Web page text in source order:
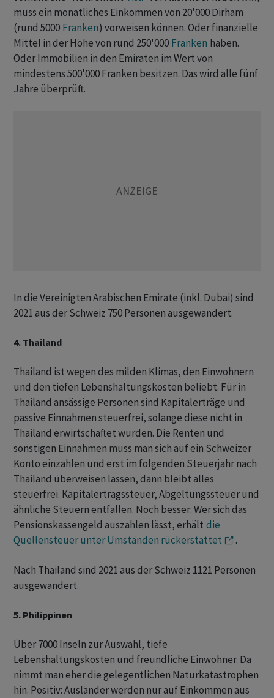
muss ein monatliches Einkommen von 20'000 Dirham
(rund 5000 Franken) vorweisen können. Oder finanzielle
Mittel in der Höhe von rund 250'000 Franken haben.
Oder Immobilien in den Emiraten im Wert von
mindestens 500'000 Franken besitzen. Das wird alle fünf
Jahre überprüft.
In die Vereinigten Arabischen Emirate (inkl. Dubai) sind
2021 aus der Schweiz 750 Personen ausgewandert.
4. Thailand
Thailand ist wegen des milden Klimas, den Einwohnern
und den tiefen Lebenshaltungskosten beliebt. Für in
Thailand ansässige Personen sind Kapitalerträge und
passive Einnahmen steuerfrei, solange diese nicht in
Thailand erwirtschaftet wurden. Die Renten und
sonstigen Einnahmen muss man sich auf ein Schweizer
Konto einzahlen und erst im folgenden Steuerjahr nach
Thailand überweisen lassen, dann bleibt alles
steuerfrei. Kapitalertragssteuer, Abgeltungssteuer und
ähnliche Steuern entfallen. Noch besser: Wer sich das
Pensionskassengeld auszahlen lässt, erhält die
Quellensteuer unter Umständen rückerstattet
.
Nach Thailand sind 2021 aus der Schweiz 1121 Personen
ausgewandert.
5. Philippinen
Über 7000 Inseln zur Auswahl, tiefe
Lebenshaltungskosten und freundliche Einwohner. Da
nimmt man eher die gelegentlichen Naturkatastrophen
hin. Positiv: Ausländer werden nur auf Einkommen aus